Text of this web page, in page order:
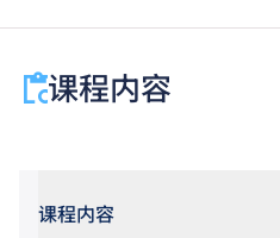
课程内容
课程内容